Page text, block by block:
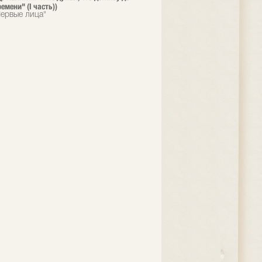
(I часть))
лица"